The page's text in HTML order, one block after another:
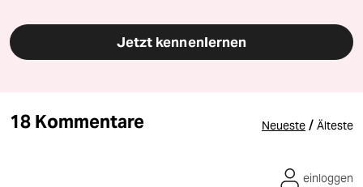
Jetzt kennenlernen
18 Kommentare Neueste / Älteste
einloggen